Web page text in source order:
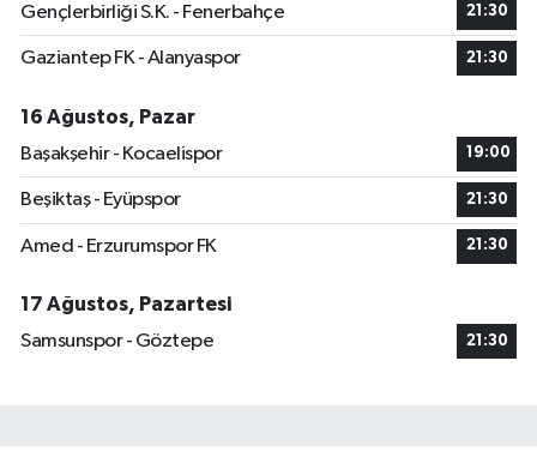
Gençlerbirliği S.K. - Fenerbahçe 21:30
Gaziantep FK - Alanyaspor 21:30
16 Ağustos, Pazar
Başakşehir - Kocaelispor
19:00
Beşiktaş - Eyüpspor 21:30
Amed - Erzurumspor FK 21:30
17 Ağustos, Pazartesi
Samsunspor - Göztepe
21:30